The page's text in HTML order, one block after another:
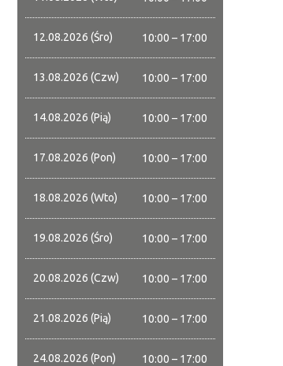
12.08.2026 (Śro) 10:00 – 17:00
13.08.2026 (Czw) 10:00 – 17:00
14.08.2026 (Pią) 10:00 – 17:00
17.08.2026 (Pon) 10:00 – 17:00
18.08.2026 (Wto) 10:00 – 17:00
19.08.2026 (Śro) 10:00 – 17:00
20.08.2026 (Czw) 10:00 – 17:00
21.08.2026 (Pią) 10:00 – 17:00
24.08.2026 (Pon) 10:00 – 17:00